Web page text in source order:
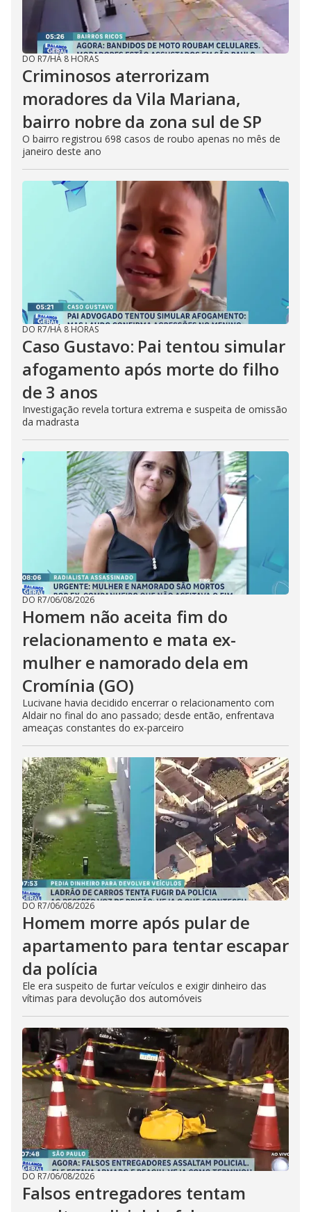
DO R7/HÁ 8 HORAS
Criminosos aterrorizam
moradores da Vila Mariana,
bairro nobre da zona sul de SP
O bairro registrou 698 casos de roubo apenas no mês de
janeiro deste ano
DO R7/HÁ 8 HORAS
Caso Gustavo: Pai tentou simular
afogamento após morte do filho
de 3 anos
Investigação revela tortura extrema e suspeita de omissão
da madrasta
DO R7/06/08/2026
Homem não aceita fim do
relacionamento e mata ex-
mulher e namorado dela em
Cromínia (GO)
Lucivane havia decidido encerrar o relacionamento com
Aldair no final do ano passado; desde então, enfrentava
ameaças constantes do ex-parceiro
DO R7/06/08/2026
Homem morre após pular de
apartamento para tentar escapar
da polícia
Ele era suspeito de furtar veículos e exigir dinheiro das
vítimas para devolução dos automóveis
DO R7/06/08/2026
Falsos entregadores tentam